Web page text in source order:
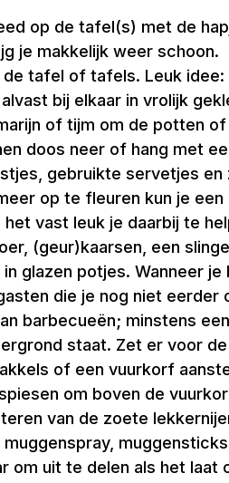
op de tafel(s) met de
je makkelijk weer schoon.
tafel of tafels. Leuk
bij elkaar in vrolijk
of tijm om de potten
doos neer of hang met
gebruikte servetjes
op te fleuren kun je
vast leuk je daarbij te
(geur)kaarsen, een
glazen potjes. Wanneer
die je nog niet
barbecueën; minstens
staat. Zet er voor
of een vuurkorf
om boven de
van de zoete
om uit te delen als het laat